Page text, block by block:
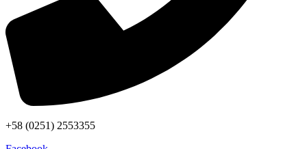
+58 (0251) 2553355